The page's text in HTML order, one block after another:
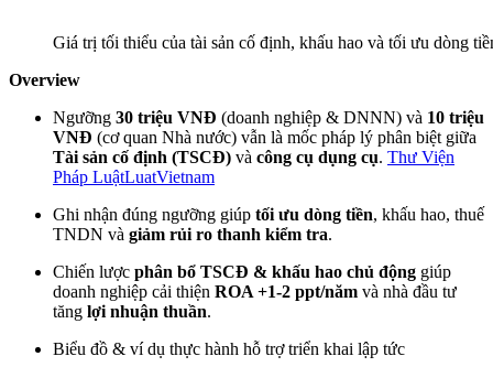
Giá trị tối thiểu của tài sản cố định, khấu hao và tối ưu dòng
Overview
Ngưỡng 30 triệu VNĐ (doanh nghiệp & DNNN) và 10 triệu
VNĐ (cơ quan Nhà nước) vẫn là mốc pháp lý phân biệt giữa
Tài sản cố định (TSCĐ) và công cụ dụng cụ. Thư Viện
Pháp LuậtLuatVietnam
Ghi nhận đúng ngưỡng giúp tối ưu dòng tiền, khấu hao, thuế
TNDN và giảm rủi ro thanh kiểm tra.
Chiến lược phân bổ TSCĐ & khấu hao chủ động giúp
doanh nghiệp cải thiện ROA +1-2 ppt/năm và nhà đầu tư
tăng lợi nhuận thuần.
Biểu đồ & ví dụ thực hành hỗ trợ triển khai lập tức